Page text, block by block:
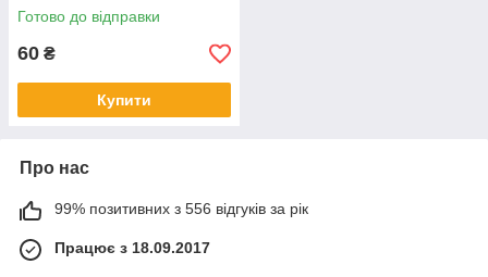
Готово до відправки
60 ₴
Купити
Про нас
99% позитивних з 556 відгуків за рік
Працює з 18.09.2017